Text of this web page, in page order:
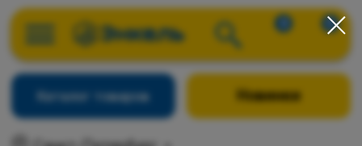
Каталог товаров Новинки
Санкт-Петербург